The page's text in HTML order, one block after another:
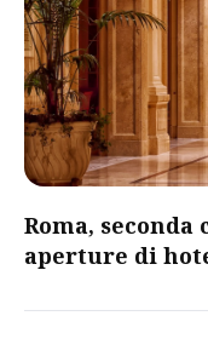
Roma,
aperture di